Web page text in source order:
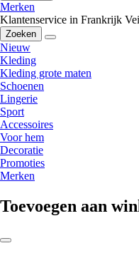
Merken
Klantenservice in Frankrijk
Zoeken
Nieuw
Kleding
Kleding grote maten
Schoenen
Lingerie
Sport
Accessoires
Voor hem
Decoratie
Promoties
Merken
Toevoegen aan